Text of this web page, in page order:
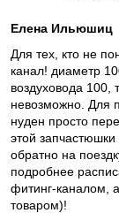
Елена Ильюшиц
Для тех, кто не
канал! диаметр
воздуховода 100,
невозможно. Для
нуден просто
этой запчастюшки
обратно на
подробнее
фитинг-каналом,
товаром)!